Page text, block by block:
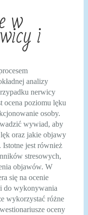
w i
analizy
nerwicy
ocena poziomu lęku
osoby.
wywiad, aby
oraz jakie objawy
Istotne jest również
stresowych,
objawów. W
się na ocenie
do wykonywania
wykorzystać różne
oceny